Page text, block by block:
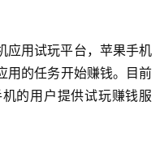
应用试玩平台，苹果手机
用的任务开始赚钱。目前
的用户提供试玩赚钱服